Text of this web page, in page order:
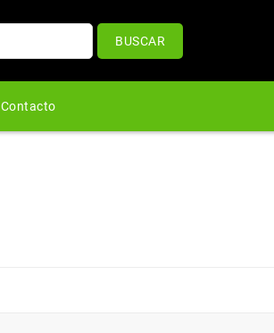
BUSCAR
Contacto